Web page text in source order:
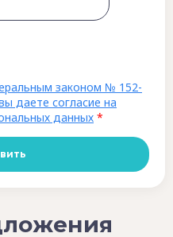
законом № 152-
даете согласие на
данных *